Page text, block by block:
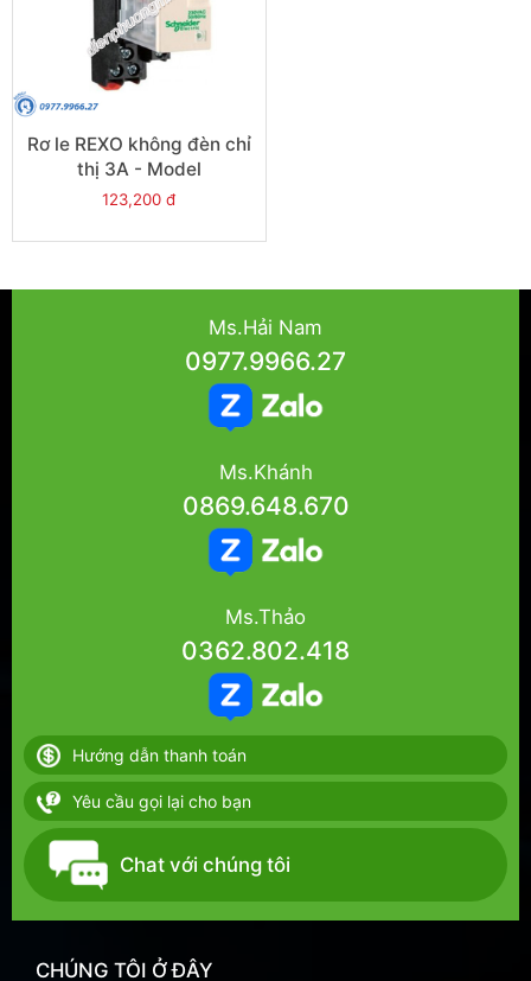
Rơ le REXO không đèn chỉ
thị 3A - Model
RXM4LB1JD
123,200 đ
Ms.Hải Nam
0977.9966.27
Ms.Khánh
0869.648.670
Ms.Thảo
0362.802.418
Hướng dẫn thanh toán
Yêu cầu gọi lại cho bạn
Chat với chúng tôi
CHÚNG TÔI Ở ĐÂY